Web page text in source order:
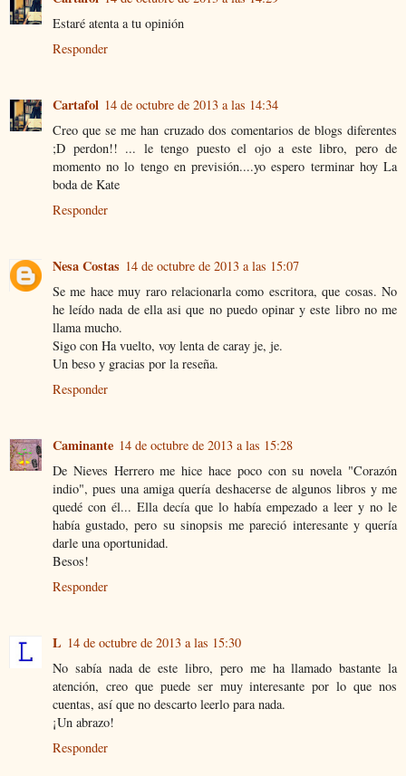
Estaré atenta a tu opinión
Responder
Cartafol 14 de octubre de 2013 a las 14:34
Creo que se me han cruzado dos comentarios de blogs diferentes
;D perdon!! ... le tengo puesto el ojo a este libro, pero de
momento no lo tengo en previsión....yo espero terminar hoy La
boda de Kate
Responder
Nesa Costas 14 de octubre de 2013 a las 15:07
Se me hace muy raro relacionarla como escritora, que cosas. No
he leído nada de ella asi que no puedo opinar y este libro no me
llama mucho.
Sigo con Ha vuelto, voy lenta de caray je, je.
Un beso y gracias por la reseña.
Responder
Caminante 14 de octubre de 2013 a las 15:28
De Nieves Herrero me hice hace poco con su novela "Corazón
indio", pues una amiga quería deshacerse de algunos libros y me
quedé con él... Ella decía que lo había empezado a leer y no le
había gustado, pero su sinopsis me pareció interesante y quería
darle una oportunidad.
Besos!
Responder
L 14 de octubre de 2013 a las 15:30
No sabía nada de este libro, pero me ha llamado bastante la
atención, creo que puede ser muy interesante por lo que nos
cuentas, así que no descarto leerlo para nada.
¡Un abrazo!
Responder